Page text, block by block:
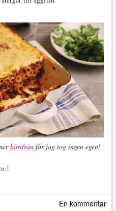
härifrånför jag tog ingen egen!
En kommentar